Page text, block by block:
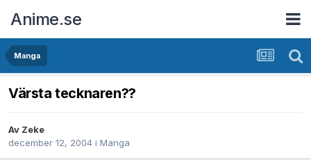
Anime.se
Manga
Värsta tecknaren??
Av Zeke
december 12, 2004 i Manga